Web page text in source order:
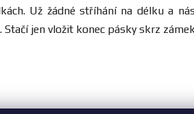
Už žádné stříhání na délku a
jen vložit konec pásky skrz